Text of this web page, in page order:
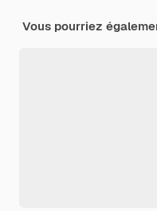
Vous pourriez